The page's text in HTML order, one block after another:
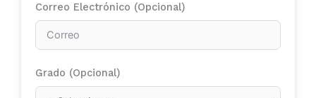
Correo Electrónico (Opcional)
Grado (Opcional)